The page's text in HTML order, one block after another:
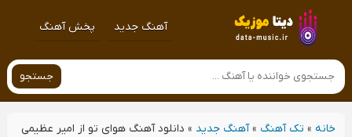
آهنگ جدید پخش آهنگ
جستجو
خانه» تک آهنگ »آهنگ جدید » دانلود آهنگ هوای تو از امیر عظیمی